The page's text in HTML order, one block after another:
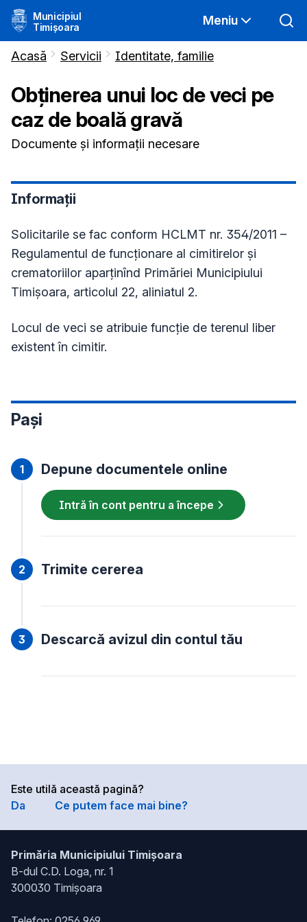
Municipiul
Timișoara
Meniu
Acasă Servicii Identitate, familie
Obţinerea unui loc de veci pe
caz de boală gravă
Documente şi informaţii necesare
Informaţii
Solicitarile se fac conform HCLMT nr. 354/2011 –
Regulamentul de funcţionare al cimitirelor şi
crematoriilor aparţinînd Primăriei Municipiului
Timişoara, articolul 22, aliniatul 2.
Locul de veci se atribuie funcţie de terenul liber
existent în cimitir.
Pași
Depune documentele online
Intră în cont pentru a începe
Trimite cererea
Descarcă avizul din contul tău
Este utilă această pagină?
Da
Ce putem face mai bine?
Primăria Municipiului Timișoara
B-dul C.D. Loga, nr. 1
300030 Timișoara